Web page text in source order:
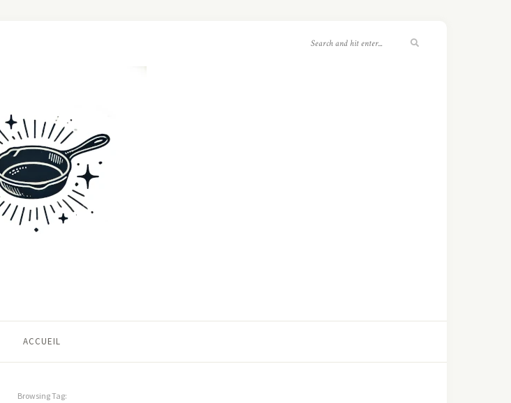
ACCUEIL
Browsing Tag: